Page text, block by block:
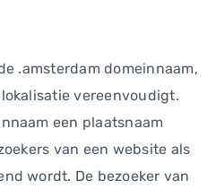
.amsterdam domeinnaam,
vereenvoudigt.
een plaatsnaam
van een website als
wordt. De bezoeker van